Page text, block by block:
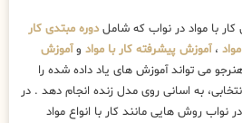
با مواد در نواب که شاملدوره مبتدی کار
،آموزش پیشرفته کار با مواد وآموزش
می تواند آموزش های یاد داده شده را
به اسانی روی مدل زنده انجام دهد . در
نواب روش هایی مانند کار با انواع مواد